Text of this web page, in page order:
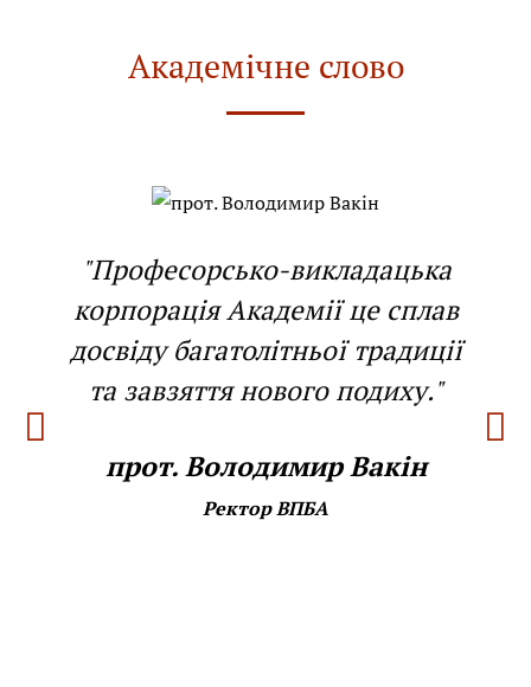
Академічне слово
"Професорсько-викладацька
корпорація Академії це сплав
досвіду багатолітньої традиції
та завзяття нового подиху."
прот. Володимир Вакін
Ректор ВПБА